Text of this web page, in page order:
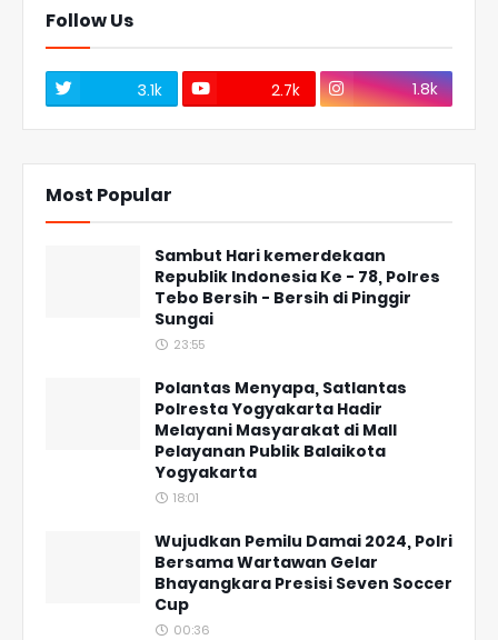
Follow Us
3.1k 2.7k 1.8k
Most Popular
Sambut Hari kemerdekaan
Republik Indonesia Ke - 78, Polres
Tebo Bersih - Bersih di Pinggir
Sungai
23:55
Polantas Menyapa, Satlantas
Polresta Yogyakarta Hadir
Melayani Masyarakat di Mall
Pelayanan Publik Balaikota
Yogyakarta
18:01
Wujudkan Pemilu Damai 2024, Polri
Bersama Wartawan Gelar
Bhayangkara Presisi Seven Soccer
Cup
00:36